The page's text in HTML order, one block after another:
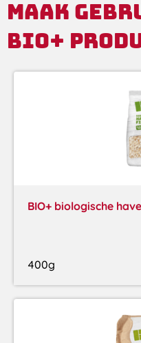
Maak
bio+
BIO+ biologische
400g